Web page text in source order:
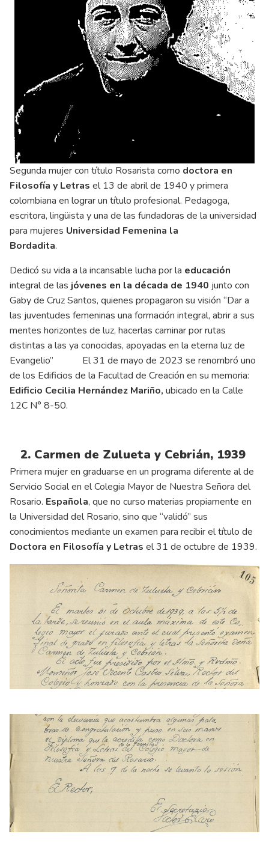
Segunda mujer con título Rosarista como doctora en
Filosofía y Letras el 13 de abril de 1940 y primera
colombiana en lograr un título profesional. Pedagoga,
escritora, lingüista y una de las fundadoras de la universidad
para mujeres Universidad Femenina la
Bordadita
Dedicó su vida a la incansable lucha por la educación
integral de las jóvenes en la década de 1940 junto con
Gaby de Cruz Santos, quienes propagaron su visión “Dar a
las juventudes femeninas una formación integral, abrir a sus
mentes horizontes de luz, hacerlas caminar por rutas
distintas a las ya conocidas, apoyadas en la eterna luz de
Evangelio” El 31 de mayo de 2023 se renombró uno
de los Edificios de la Facultad de Creación en su memoria:
Edificio Cecilia Hernández Mariño, ubicado en la Calle
12C N° 8-50.
2. Carmen de Zulueta y Cebrián, 1939
Primera mujer en graduarse en un programa diferente al de
Servicio Social en el Colegia Mayor de Nuestra Señora del
Rosario. Española, que no curso materias propiamente en
la Universidad del Rosario, sino que “validó” sus
conocimientos mediante un examen para recibir el título de
Doctora en Filosofía y Letras el 31 de octubre de 1939.